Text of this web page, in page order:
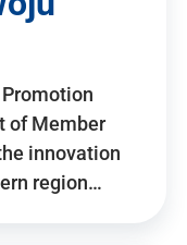
of Member
innovation
region…